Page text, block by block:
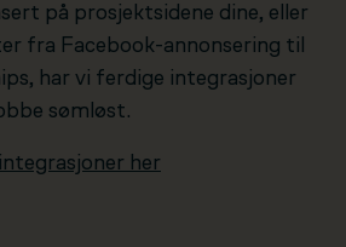
på prosjektsidene dine, eller
fra Facebook-annonsering til
har vi ferdige integrasjoner
sømløst.
her